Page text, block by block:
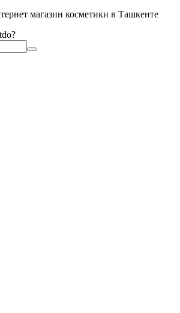
магазин косметики в Ташкенте